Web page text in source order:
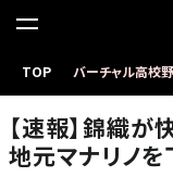
TOP バーチャル高校
「ATP1000 パリ」2回戦での錦
【速報】錦織
地元マナリノ